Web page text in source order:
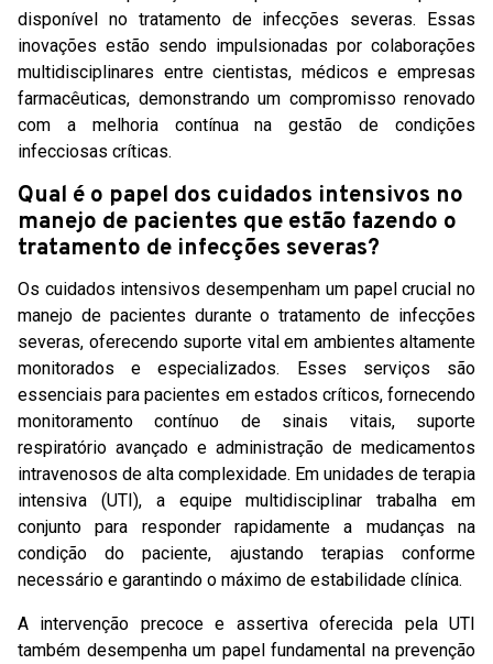
disponível no tratamento de infecções severas. Essas
inovações estão sendo impulsionadas por colaborações
multidisciplinares entre cientistas, médicos e empresas
farmacêuticas, demonstrando um compromisso renovado
com a melhoria contínua na gestão de condições
infecciosas críticas.
Qual é o papel dos cuidados intensivos no
manejo de pacientes que estão fazendo o
tratamento de infecções severas?
Os cuidados intensivos desempenham um papel crucial no
manejo de pacientes durante o tratamento de infecções
severas, oferecendo suporte vital em ambientes altamente
monitorados e especializados. Esses serviços são
essenciais para pacientes em estados críticos, fornecendo
monitoramento contínuo de sinais vitais, suporte
respiratório avançado e administração de medicamentos
intravenosos de alta complexidade. Em unidades de terapia
intensiva (UTI), a equipe multidisciplinar trabalha em
conjunto para responder rapidamente a mudanças na
condição do paciente, ajustando terapias conforme
necessário e garantindo o máximo de estabilidade clínica.
A intervenção precoce e assertiva oferecida pela UTI
também desempenha um papel fundamental na prevenção